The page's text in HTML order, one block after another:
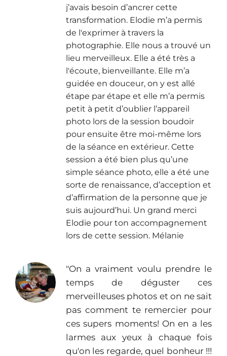
j’avais besoin d’ancrer cette
transformation. Elodie m’a permis
de l'exprimer à travers la
photographie. Elle nous a trouvé un
lieu merveilleux. Elle a été très a
l'écoute, bienveillante. Elle m’a
guidée en douceur, on y est allé
étape par étape et elle m’a permis
petit à petit d’oublier l’appareil
photo lors de la session boudoir
pour ensuite être moi-même lors
de la séance en extérieur. Cette
session a été bien plus qu’une
simple séance photo, elle a été une
sorte de renaissance, d’acception et
d’affirmation de la personne que je
suis aujourd’hui. Un grand merci
Elodie pour ton accompagnement
lors de cette session. Mélanie
"On a vraiment voulu prendre le
temps de déguster ces
merveilleuses photos et on ne sait
pas comment te remercier pour
ces supers moments! On en a les
larmes aux yeux à chaque fois
qu'on les regarde, quel bonheur !!!